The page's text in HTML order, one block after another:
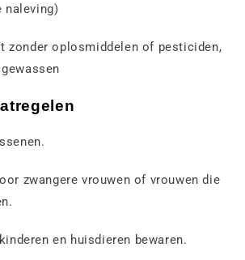
naleving)
zonder oplosmiddelen of pesticiden,
zwangere vrouwen of vrouwen die
en huisdieren bewaren.